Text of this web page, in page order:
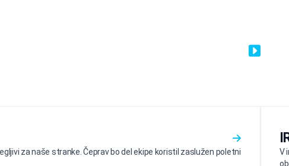
za naše stranke. Čeprav bo del ekipe koristil zaslužen poletni
V